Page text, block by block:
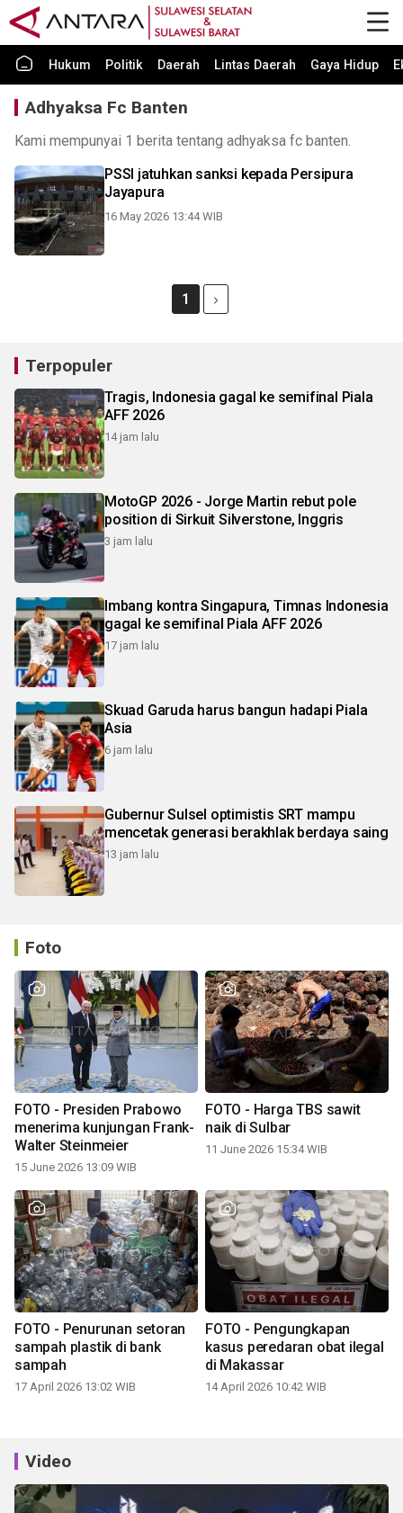
Hukum Politik Daerah Lintas Daerah Gaya Hidup
Adhyaksa Fc Banten
Kami mempunyai 1 berita tentang adhyaksa fc banten.
PSSI jatuhkan sanksi kepada Persipura
Jayapura
16 May 2026 13:44 WIB
1
Terpopuler
Tragis, Indonesia gagal ke semifinal Piala
AFF 2026
14 jam lalu
MotoGP 2026 - Jorge Martin rebut pole
position di Sirkuit Silverstone, Inggris
3 jam lalu
Imbang kontra Singapura, Timnas Indonesia
gagal ke semifinal Piala AFF 2026
17 jam lalu
Skuad Garuda harus bangun hadapi Piala
Asia
6 jam lalu
Gubernur Sulsel optimistis SRT mampu
mencetak generasi berakhlak berdaya saing
13 jam lalu
Foto
FOTO - Presiden Prabowo
menerima kunjungan Frank-
Walter Steinmeier
15 June 2026 13:09 WIB
FOTO - Harga TBS sawit
naik di Sulbar
11 June 2026 15:34 WIB
FOTO - Penurunan setoran
sampah plastik di bank
sampah
17 April 2026 13:02 WIB
FOTO - Pengungkapan
kasus peredaran obat ilegal
di Makassar
14 April 2026 10:42 WIB
Video